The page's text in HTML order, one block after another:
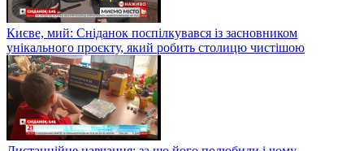
Києве, мий: Сніданок поспілкувався із засновником
унікального проєкту, який робить столицю чистішою